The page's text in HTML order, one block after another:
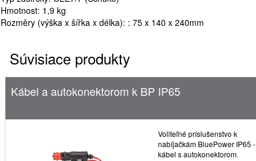
Hmotnost: 1,9 kg
Rozměry (výška x šířka x délka): : 75 x 140 x 240mm
Súvisiace produkty
Kábel a autokonektorom k BP IP65
Voliteľné príslušenstvo k
nabíjačkám BluePower IP65 -
kábel s autokonektorom.